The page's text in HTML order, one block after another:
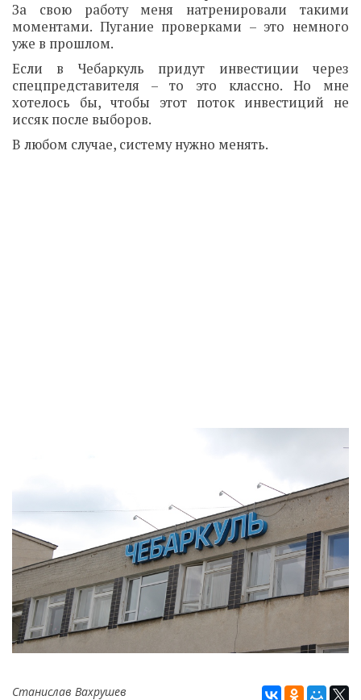
За свою работу меня натренировали такими
моментами. Пугание проверками – это немного
уже в прошлом.
Если в Чебаркуль придут инвестиции через
спецпредставителя – то это классно. Но мне
хотелось бы, чтобы этот поток инвестиций не
иссяк после выборов.
В любом случае, систему нужно менять.
Станислав Вахрушев